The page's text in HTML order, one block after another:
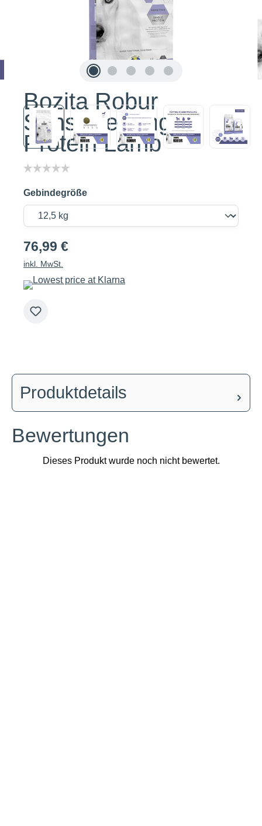
Bozita Robur
Sensitive Single
Protein Lamb
Gebindegröße
76,99 €
inkl. MwSt.
Produktdetails
Bewertungen